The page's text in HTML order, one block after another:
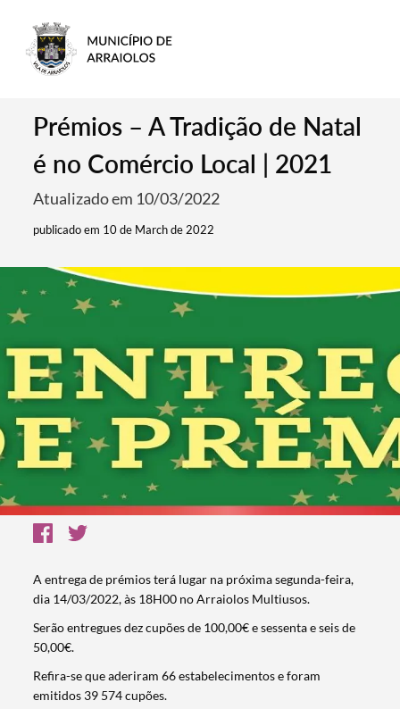
Prémios – A Tradição de Natal
é no Comércio Local | 2021
Atualizado em 10/03/2022
publicado em 10 de March de 2022
A entrega de prémios terá lugar na próxima segunda-feira,
dia 14/03/2022, às 18H00 no Arraiolos Multiusos.
Serão entregues dez cupões de 100,00€ e sessenta e seis de
50,00€.
Refira-se que aderiram 66 estabelecimentos e foram
emitidos 39 574 cupões.